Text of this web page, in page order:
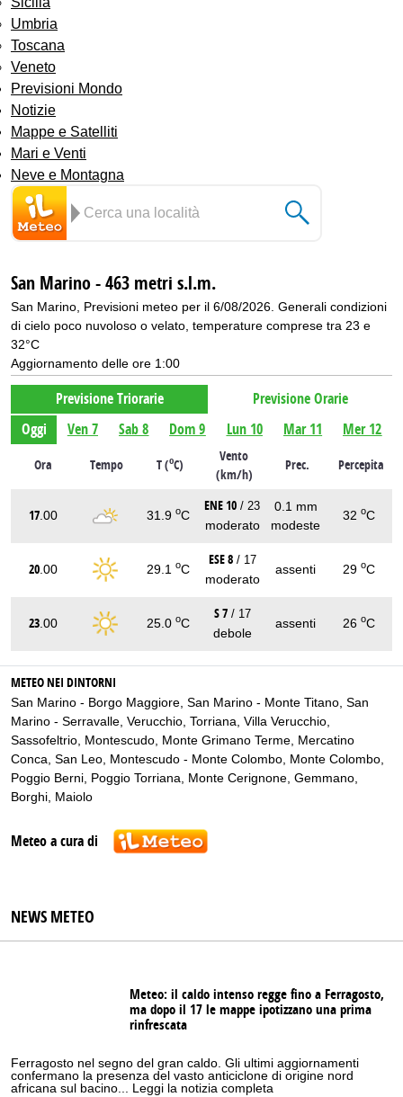
Umbria
Toscana
Veneto
Previsioni Mondo
Notizie
Mappe e Satelliti
Mari e Venti
Neve e Montagna
San Marino - 463 metri s.l.m.
San Marino, Previsioni meteo per il 6/08/2026. Generali condizioni
di cielo poco nuvoloso o velato, temperature comprese tra 23 e
32°C
Aggiornamento delle ore 1:00
Previsione Triorarie
Previsione Orarie
Oggi
Ven 7 Sab 8 Dom 9 Lun 10 Mar 11 Mer 12
Ora Tempo T (oC)
Vento
(km/h)
Prec. Percepita
17 .00 31.9 oC
ENE 10 / 23
moderato
0.1 mm
modeste
32 oC
20 .00 29.1 oC
ESE 8 / 17
moderato
assenti 29 oC
23 .00 25.0 oC
S 7 / 17
debole
assenti 26 oC
METEO NEI DINTORNI
San Marino - Borgo Maggiore San Marino - Monte Titano San
Marino - Serravalle Verucchio Torriana Villa Verucchio
Sassofeltrio Montescudo Monte Grimano Terme Mercatino
Conca San Leo Montescudo - Monte Colombo Monte Colombo
Poggio Berni Poggio Torriana Monte Cerignone Gemmano
Borghi Maiolo
Meteo a cura di
NEWS METEO
Meteo: il caldo intenso regge fino a Ferragosto,
ma dopo il 17 le mappe ipotizzano una prima
rinfrescata
Ferragosto nel segno del gran caldo. Gli ultimi aggiornamenti
confermano la presenza del vasto anticiclone di origine nord
africana sul bacino... Leggi la notizia completa